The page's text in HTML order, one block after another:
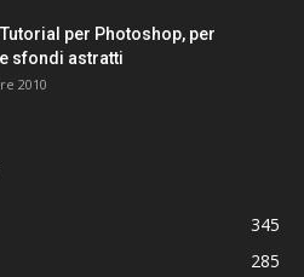
per Photoshop, per
sfondi astratti
2010
345
285